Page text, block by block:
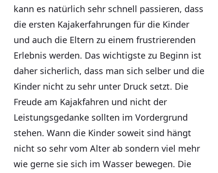
kann es natürlich sehr schnell passieren, dass
die ersten Kajakerfahrungen für die Kinder
und auch die Eltern zu einem frustrierenden
Erlebnis werden. Das wichtigste zu Beginn ist
daher sicherlich, dass man sich selber und die
Kinder nicht zu sehr unter Druck setzt. Die
Freude am Kajakfahren und nicht der
Leistungsgedanke sollten im Vordergrund
stehen. Wann die Kinder soweit sind hängt
nicht so sehr vom Alter ab sondern viel mehr
wie gerne sie sich im Wasser bewegen. Die